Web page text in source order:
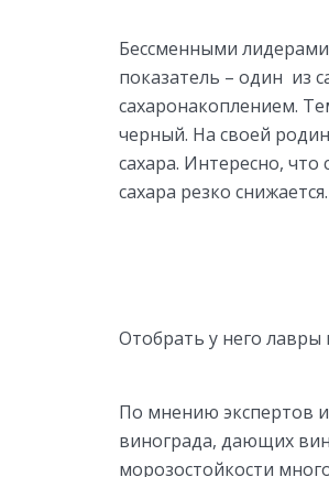
Бессменными лидерами
показатель – один из
сахаронакоплением.
черный. На своей
сахара. Интересно, что
сахара резко снижается.
Отобрать у него лавры
По мнению экспертов
винограда, дающих
морозостойкости